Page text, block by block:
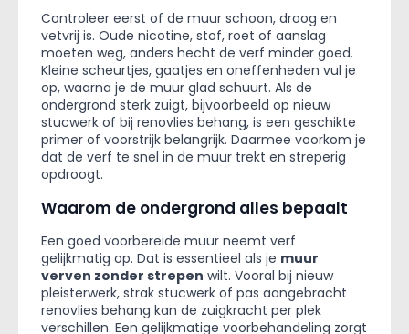
Controleer eerst of de muur schoon, droog en
vetvrij is. Oude nicotine, stof, roet of aanslag
moeten weg, anders hecht de verf minder goed.
Kleine scheurtjes, gaatjes en oneffenheden vul je
op, waarna je de muur glad schuurt. Als de
ondergrond sterk zuigt, bijvoorbeeld op nieuw
stucwerk of bij renovlies behang, is een geschikte
primer of voorstrijk belangrijk. Daarmee voorkom je
dat de verf te snel in de muur trekt en streperig
opdroogt.
Waarom de ondergrond alles bepaalt
Een goed voorbereide muur neemt verf
gelijkmatig op. Dat is essentieel als je muur
verven zonder strepen wilt. Vooral bij nieuw
pleisterwerk, strak stucwerk of pas aangebracht
renovlies behang kan de zuigkracht per plek
verschillen. Een gelijkmatige voorbehandeling zorgt